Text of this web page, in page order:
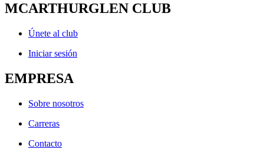
MCARTHURGLEN CLUB
Únete al club
Iniciar sesión
EMPRESA
Sobre nosotros
Carreras
Contacto